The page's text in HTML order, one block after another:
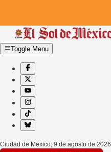
Toggle Menu
Ciudad de Mexico, 9 de agosto de 2026